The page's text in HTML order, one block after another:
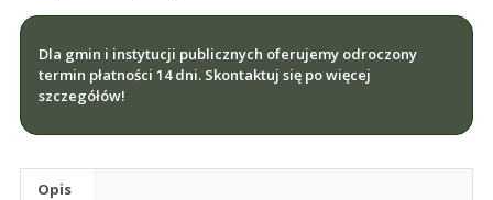
parkowa
oparcia
podłokietnikiem
PRAGA
Dla gmin i instytucji publicznych oferujemy odroczony
termin płatności 14 dni. Skontaktuj się po więcej
szczegółów!
Opis